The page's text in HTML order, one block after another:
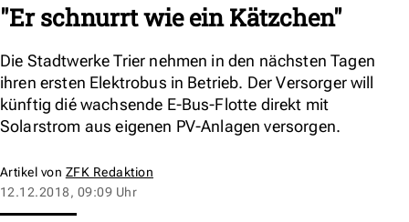
"Er schnurrt wie ein Kätzchen"
Die Stadtwerke Trier nehmen in den nächsten Tagen
ihren ersten Elektrobus in Betrieb. Der Versorger will
künftig dié wachsende E-Bus-Flotte direkt mit
Solarstrom aus eigenen PV-Anlagen versorgen.
Artikel von ZFK Redaktion
12.12.2018, 09:09 Uhr